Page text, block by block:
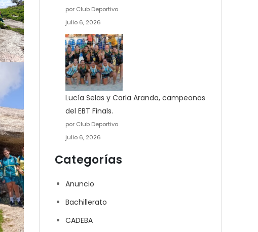
por Club Deportivo
julio 6, 2026
Lucía Selas y Carla Aranda, campeonas
del EBT Finals.
por Club Deportivo
julio 6, 2026
Categorías
Anuncio
Bachillerato
CADEBA